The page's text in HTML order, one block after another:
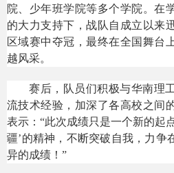
院、少年班学院等多个学院。在
的大力支持下，战队自成立以来
区域赛中夺冠，最终在全国舞台
越风采。
赛后，队员们积极与华南理
流技术经验，加深了各高校之间
表示：“此次成绩只是一个新的起
疆’的精神，不断突破自我，力争
异的成绩！”